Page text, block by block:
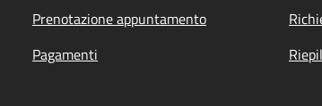
Prenotazione appuntamento
Pagamenti